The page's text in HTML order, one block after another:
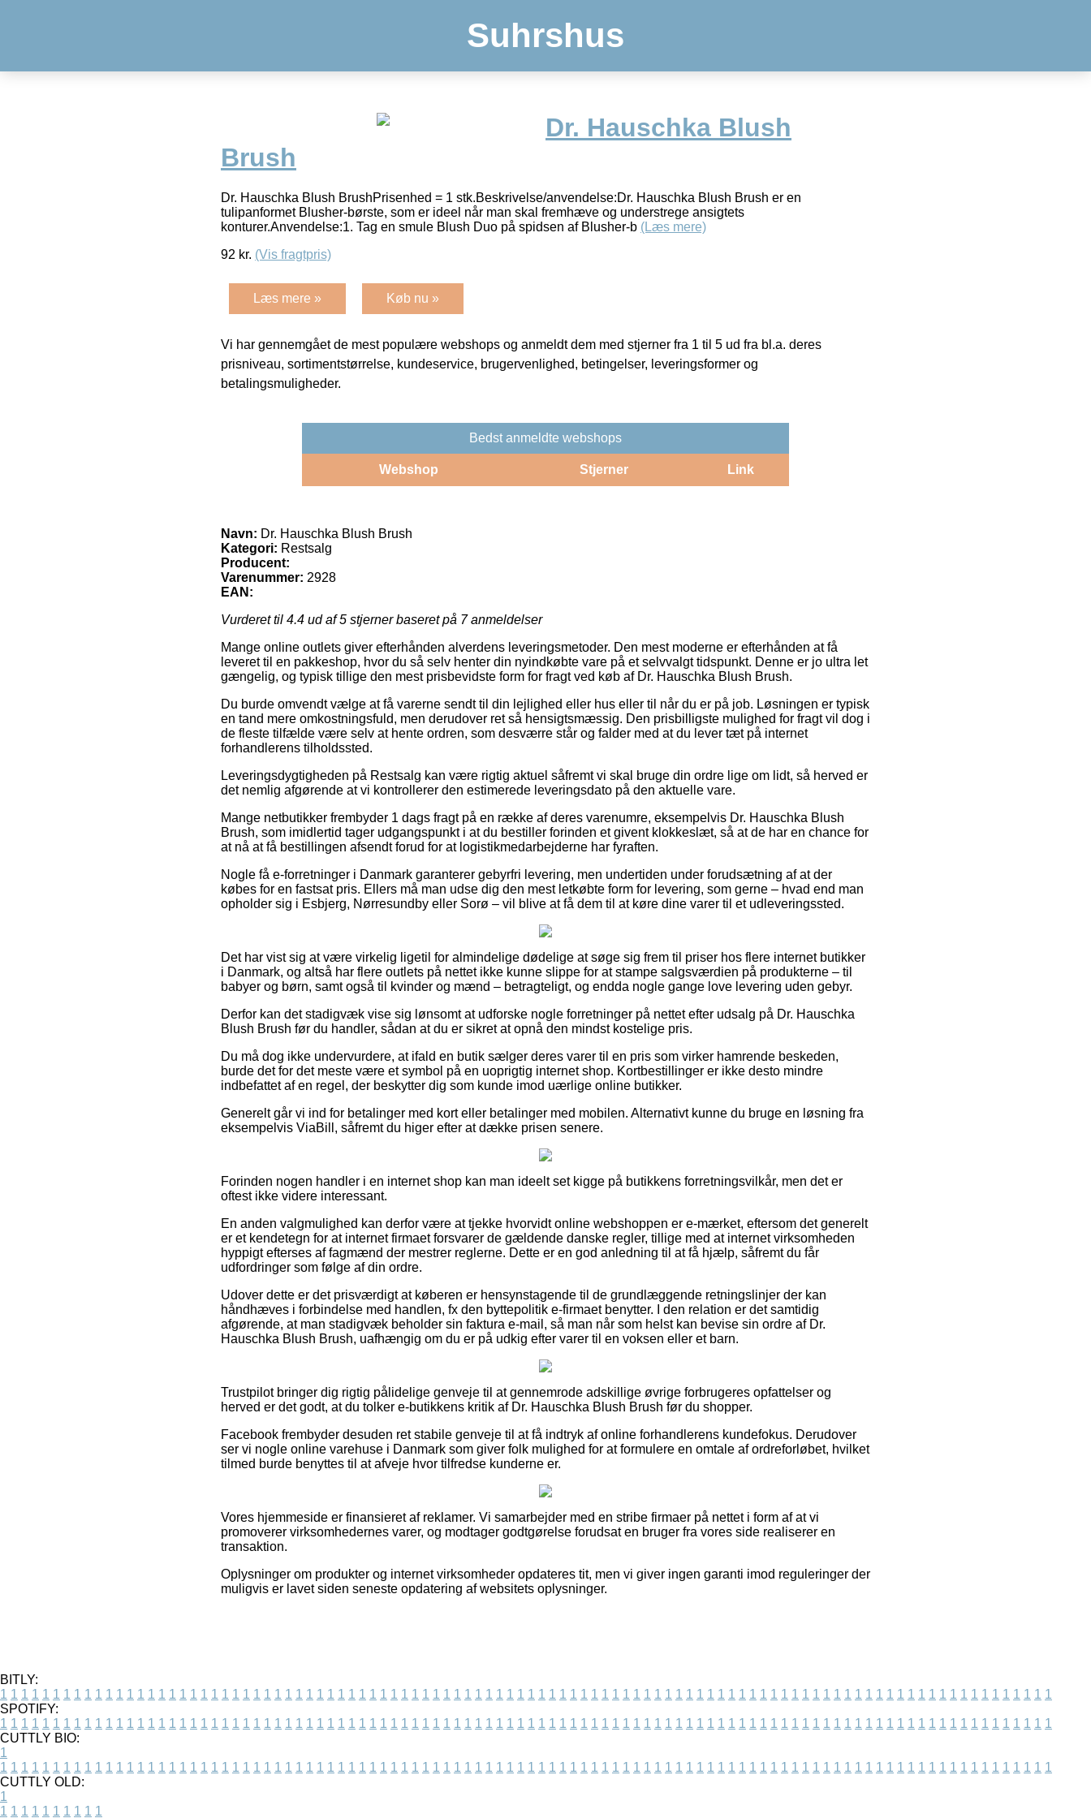
Suhrshus
Dr. Hauschka Blush
Brush
Dr. Hauschka Blush BrushPrisenhed = 1 stk.Beskrivelse/anvendelse:Dr. Hauschka Blush Brush er en
tulipanformet Blusher-børste, som er ideel når man skal fremhæve og understrege ansigtets
konturer.Anvendelse:1. Tag en smule Blush Duo på spidsen af Blusher-b (Læs mere)
92 kr. (Vis fragtpris)
Læs mere » Køb nu »
Vi har gennemgået de mest populære webshops og anmeldt dem med stjerner fra 1 til 5 ud fra bl.a. deres
prisniveau, sortimentstørrelse, kundeservice, brugervenlighed, betingelser, leveringsformer og
betalingsmuligheder.
Bedst anmeldte webshops
Webshop Stjerner Link
Navn: Dr. Hauschka Blush Brush
Kategori: Restsalg
Producent:
Varenummer: 2928
EAN:
Vurderet til 4.4 ud af 5 stjerner baseret på 7anmeldelser
Mange online outlets giver efterhånden alverdens leveringsmetoder. Den mest moderne er efterhånden at få
leveret til en pakkeshop, hvor du så selv henter din nyindkøbte vare på et selvvalgt tidspunkt. Denne er jo ultra let
gængelig, og typisk tillige den mest prisbevidste form for fragt ved køb af Dr. Hauschka Blush Brush.
Du burde omvendt vælge at få varerne sendt til din lejlighed eller hus eller til når du er på job. Løsningen er typisk
en tand mere omkostningsfuld, men derudover ret så hensigtsmæssig. Den prisbilligste mulighed for fragt vil dog i
de fleste tilfælde være selv at hente ordren, som desværre står og falder med at du lever tæt på internet
forhandlerens tilholdssted.
Leveringsdygtigheden på Restsalg kan være rigtig aktuel såfremt vi skal bruge din ordre lige om lidt, så herved er
det nemlig afgørende at vi kontrollerer den estimerede leveringsdato på den aktuelle vare.
Mange netbutikker frembyder 1 dags fragt på en række af deres varenumre, eksempelvis Dr. Hauschka Blush
Brush, som imidlertid tager udgangspunkt i at du bestiller forinden et givent klokkeslæt, så at de har en chance for
at nå at få bestillingen afsendt forud for at logistikmedarbejderne har fyraften.
Nogle få e-forretninger i Danmark garanterer gebyrfri levering, men undertiden under forudsætning af at der
købes for en fastsat pris. Ellers må man udse dig den mest letkøbte form for levering, som gerne – hvad end man
opholder sig i Esbjerg, Nørresundby eller Sorø – vil blive at få dem til at køre dine varer til et udleveringssted.
Det har vist sig at være virkelig ligetil for almindelige dødelige at søge sig frem til priser hos flere internet butikker
i Danmark, og altså har flere outlets på nettet ikke kunne slippe for at stampe salgsværdien på produkterne – til
babyer og børn, samt også til kvinder og mænd – betragteligt, og endda nogle gange love levering uden gebyr.
Derfor kan det stadigvæk vise sig lønsomt at udforske nogle forretninger på nettet efter udsalg på Dr. Hauschka
Blush Brush før du handler, sådan at du er sikret at opnå den mindst kostelige pris.
Du må dog ikke undervurdere, at ifald en butik sælger deres varer til en pris som virker hamrende beskeden,
burde det for det meste være et symbol på en uoprigtig internet shop. Kortbestillinger er ikke desto mindre
indbefattet af en regel, der beskytter dig som kunde imod uærlige online butikker.
Generelt går vi ind for betalinger med kort eller betalinger med mobilen. Alternativt kunne du bruge en løsning fra
eksempelvis ViaBill, såfremt du higer efter at dække prisen senere.
Forinden nogen handler i en internet shop kan man ideelt set kigge på butikkens forretningsvilkår, men det er
oftest ikke videre interessant.
En anden valgmulighed kan derfor være at tjekke hvorvidt online webshoppen er e-mærket, eftersom det generelt
er et kendetegn for at internet firmaet forsvarer de gældende danske regler, tillige med at internet virksomheden
hyppigt efterses af fagmænd der mestrer reglerne. Dette er en god anledning til at få hjælp, såfremt du får
udfordringer som følge af din ordre.
Udover dette er det prisværdigt at køberen er hensynstagende til de grundlæggende retningslinjer der kan
håndhæves i forbindelse med handlen, fx den byttepolitik e-firmaet benytter. I den relation er det samtidig
afgørende, at man stadigvæk beholder sin faktura e-mail, så man når som helst kan bevise sin ordre af Dr.
Hauschka Blush Brush, uafhængig om du er på udkig efter varer til en voksen eller et barn.
Trustpilot bringer dig rigtig pålidelige genveje til at gennemrode adskillige øvrige forbrugeres opfattelser og
herved er det godt, at du tolker e-butikkens kritik af Dr. Hauschka Blush Brush før du shopper.
Facebook frembyder desuden ret stabile genveje til at få indtryk af online forhandlerens kundefokus. Derudover
ser vi nogle online varehuse i Danmark som giver folk mulighed for at formulere en omtale af ordreforløbet, hvilket
tilmed burde benyttes til at afveje hvor tilfredse kunderne er.
Vores hjemmeside er finansieret af reklamer. Vi samarbejder med en stribe firmaer på nettet i form af at vi
promoverer virksomhedernes varer, og modtager godtgørelse forudsat en bruger fra vores side realiserer en
transaktion.
Oplysninger om produkter og internet virksomheder opdateres tit, men vi giver ingen garanti imod reguleringer der
muligvis er lavet siden seneste opdatering af websitets oplysninger.
BITLY:
1 1 1 1 1 1 1 1 1 1 1 1 1 1 1 1 1 1 1 1 1 1 1 1 1 1 1 1 1 1 1 1 1 1 1 1 1 1 1 1 1 1 1 1 1 1 1 1 1 1 1 1 1 1 1 1 1 1 1 1 1 1 1 1 1 1 1 1 1 1 1 1 1 1 1 1 1 1 1 1 1 1 1 1 1 1 1 1 1 1 1 1 1 1 1 1 1 1 1 1
SPOTIFY:
1 1 1 1 1 1 1 1 1 1 1 1 1 1 1 1 1 1 1 1 1 1 1 1 1 1 1 1 1 1 1 1 1 1 1 1 1 1 1 1 1 1 1 1 1 1 1 1 1 1 1 1 1 1 1 1 1 1 1 1 1 1 1 1 1 1 1 1 1 1 1 1 1 1 1 1 1 1 1 1 1 1 1 1 1 1 1 1 1 1 1 1 1 1 1 1 1 1 1 1
CUTTLY BIO:
1
1 1 1 1 1 1 1 1 1 1 1 1 1 1 1 1 1 1 1 1 1 1 1 1 1 1 1 1 1 1 1 1 1 1 1 1 1 1 1 1 1 1 1 1 1 1 1 1 1 1 1 1 1 1 1 1 1 1 1 1 1 1 1 1 1 1 1 1 1 1 1 1 1 1 1 1 1 1 1 1 1 1 1 1 1 1 1 1 1 1 1 1 1 1 1 1 1 1 1 1
CUTTLY OLD:
1
1 1 1 1 1 1 1 1 1 1